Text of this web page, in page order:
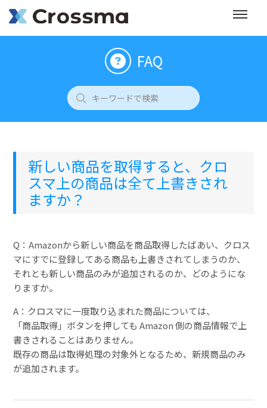
FAQ
新しい商品を取得すると、クロ
スマ上の商品は全て上書きされ
ますか？
Q：Amazonから新しい商品を商品取得したばあい、クロス
マにすでに登録してある商品も上書きされてしまうのか、
それとも新しい商品のみが追加されるのか、どのようにな
りますか。
A：クロスマに一度取り込まれた商品については、
「商品取得」ボタンを押しても Amazon 側の商品情報で上
書きされることはありません。
既存の商品は取得処理の対象外となるため、新規商品のみ
が追加されます。